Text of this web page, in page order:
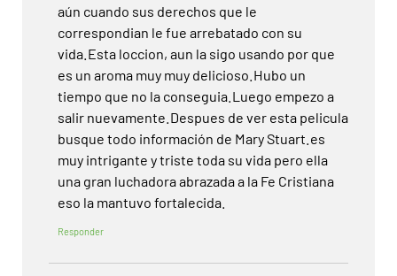
aún cuando sus derechos que le
correspondian le fue arrebatado con su
vida.Esta loccion, aun la sigo usando por que
es un aroma muy muy delicioso.Hubo un
tiempo que no la conseguia.Luego empezo a
salir nuevamente.Despues de ver esta pelicula
busque todo información de Mary Stuart.es
muy intrigante y triste toda su vida pero ella
una gran luchadora abrazada a la Fe Cristiana
eso la mantuvo fortalecida.
Responder